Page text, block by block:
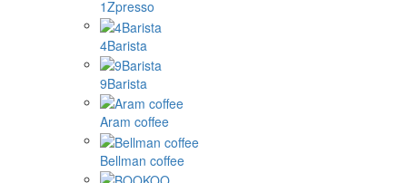
1Zpresso
4Barista
9Barista
Aram coffee
Bellman coffee